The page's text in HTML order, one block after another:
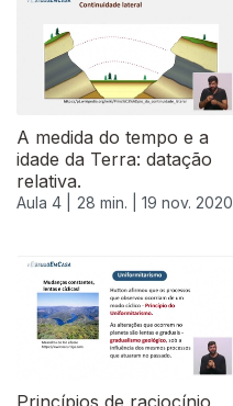
A medida do tempo e a
idade da Terra: datação
relativa.
Aula 4 | 28 min. | 19 nov. 2020